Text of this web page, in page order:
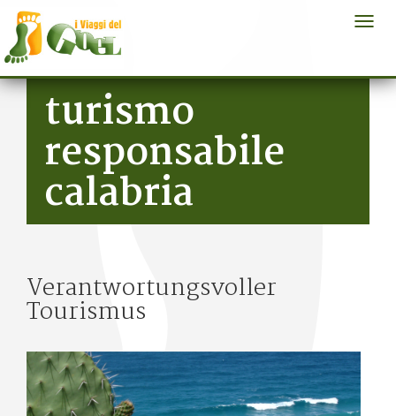
Salta al contenuto principale
turismo
responsabile
calabria
Verantwortungsvoller
Tourismus